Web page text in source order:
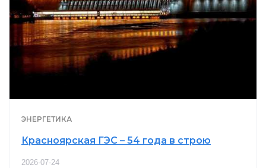
ЭНЕРГЕТИКА
Красноярская ГЭС – 54 года в строю
2026-07-24